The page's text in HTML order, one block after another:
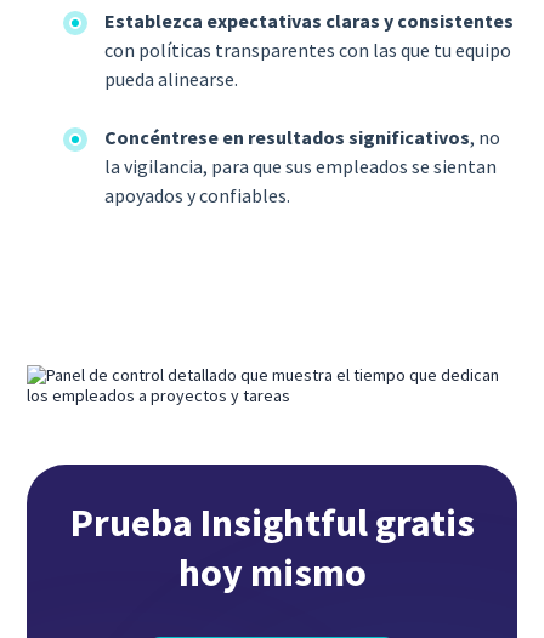
Establezca expectativas claras y consistentes
con políticas transparentes con las que tu equipo
pueda alinearse.
Concéntrese en resultados significativos, no
la vigilancia, para que sus empleados se sientan
apoyados y confiables.
Prueba Insightful gratis
hoy mismo